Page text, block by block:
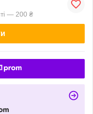
— 200 ₴